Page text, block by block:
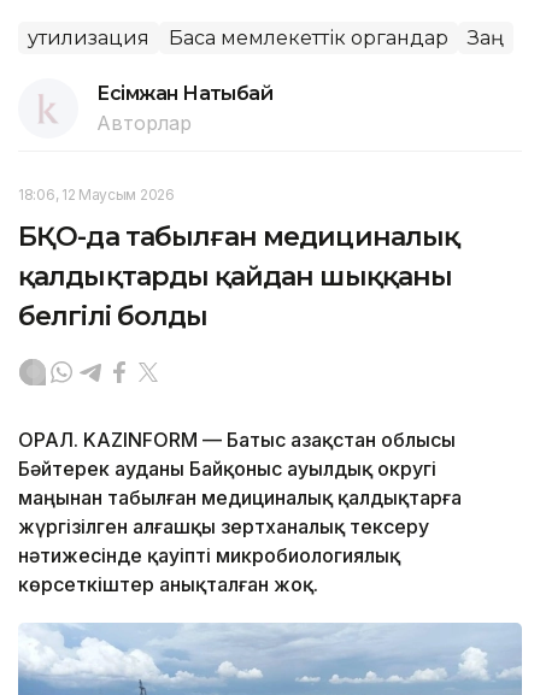
утилизация Басқа мемлекеттік органдар Заң
Есімжан Нақтыбай
Авторлар
18:06, 12 Маусым 2026
БҚО-да табылған медициналық
қалдықтардың қайдан шыққаны
белгілі болды
ОРАЛ. KAZINFORM — Батыс Қазақстан облысы
Бәйтерек ауданы Байқоныс ауылдық округі
маңынан табылған медициналық қалдықтарға
жүргізілген алғашқы зертханалық тексеру
нәтижесінде қауіпті микробиологиялық
көрсеткіштер анықталған жоқ.